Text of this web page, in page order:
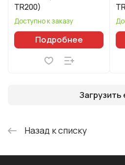
TR200)
Доступно к заказу
Подробнее
Назад к списку